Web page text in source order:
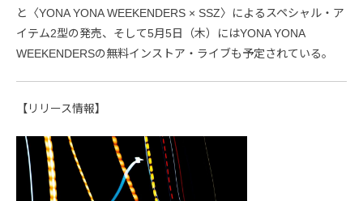
と〈YONA YONA WEEKENDERS × SSZ〉によるスペシャル・ア
イテム2型の発売、そして5月5日（木）にはYONA YONA
WEEKENDERSの無料インストア・ライブも予定されている。
【リリース情報】